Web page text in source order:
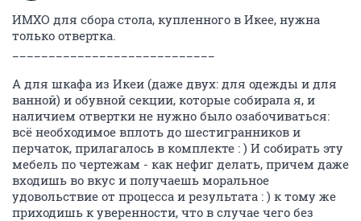
ИМХО для сбора стола, купленного в Икее, нужна
только отвертка.
А для шкафа из Икеи (даже двух: для одежды и для
ванной) и обувной секции, которые собирала я, и
наличием отвертки не нужно было озабочиваться:
всё необходимое вплоть до шестигранников и
перчаток, прилагалось в комплекте : ) И собирать эту
мебель по чертежам - как нефиг делать, причем даже
входишь во вкус и получаешь моральное
удовольствие от процесса и результата : ) к тому же
приходишь к уверенности, что в случае чего без